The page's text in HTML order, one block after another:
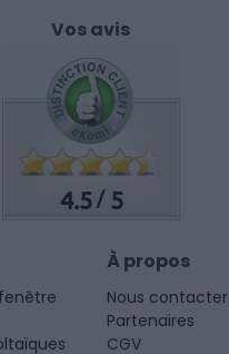
Vos avis
4.5 /5
À propos
Nous contacter
Partenaires
CGV